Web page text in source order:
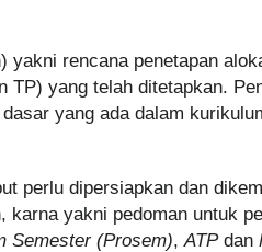
yakni rencana penetapan
TP) yang telah ditetapkan.
yang ada dalam
perlu dipersiapkan dan
karna yakni pedoman untuk
Semester (Prosem), ATPdan